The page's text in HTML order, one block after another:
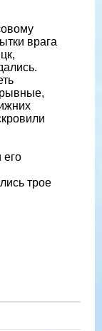
врага
его
трое